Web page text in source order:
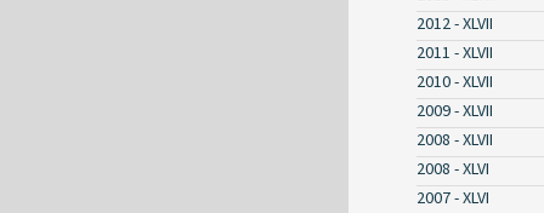
2012 - XLVII
2011 - XLVII
2010 - XLVII
2009 - XLVII
2008 - XLVII
2008 - XLVI
2007 - XLVI